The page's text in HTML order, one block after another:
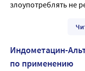
злоупотреблять не
Индометацин-
по применению